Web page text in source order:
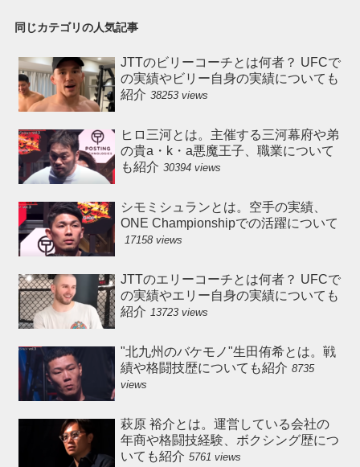
同じカテゴリの人気記事
JTTのビリーコーチとは何者？ UFCで
の実績やビリー自身の実績についても
紹介 38253 views
ヒロ三河とは。主催する三河幕府や弟
の貴a・k・a悪魔王子、職業について
も紹介 30394 views
シモミシュランとは。空手の実績、
ONE Championshipでの活躍について
17158 views
JTTのエリーコーチとは何者？ UFCで
の実績やエリー自身の実績についても
紹介 13723 views
"北九州のバケモノ"生田侑希とは。戦
績や格闘技歴についても紹介 8735
views
萩原 裕介とは。運営している会社の
年商や格闘技経験、ボクシング歴につ
いても紹介 5761 views